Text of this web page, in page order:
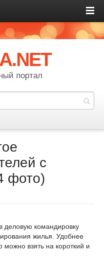
портал
с
фото)
деловую командировку
жилья. Удобнее
можно взять на короткий и